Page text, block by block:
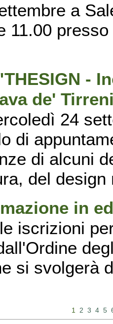
a
11.00
-
de'
24
di
di alcuni
del
in
iscrizioni
si svolgerà
1 2 3 4 5